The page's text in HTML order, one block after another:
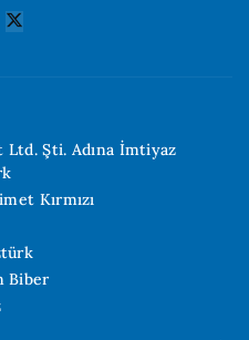
Ltd. Şti. Adına İmtiyaz
Kırmızı
Biber